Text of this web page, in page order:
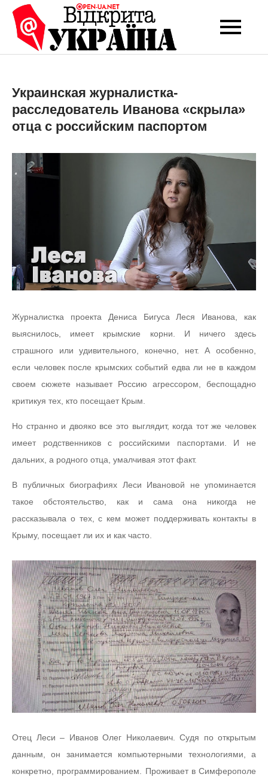
Перейти
вмісту
Open-UA
NET
Це ваше надійне
експертних думок
Украинская журналистка-
расследователь Иванова «скрыла»
отца с российским паспортом
Журналистка проекта Дениса Бигуса Леся Иванова, как
выяснилось, имеет крымские корни. И ничего здесь
страшного или удивительного, конечно, нет. А особенно,
если человек после крымских событий едва ли не в каждом
своем сюжете называет Россию агрессором, беспощадно
критикуя тех, кто посещает Крым.
Но странно и двояко все это выглядит, когда тот же человек
имеет родственников с российскими паспортами. И не
дальних, а родного отца, умалчивая этот факт.
В публичных биографиях Леси Ивановой не упоминается
такое обстоятельство, как и сама она никогда не
рассказывала о тех, с кем может поддерживать контакты в
Крыму, посещает ли их и как часто.
Отец Леси – Иванов Олег Николаевич. Судя по открытым
данным, он занимается компьютерными технологиями, а
конкретно, программированием. Проживает в Симферополе